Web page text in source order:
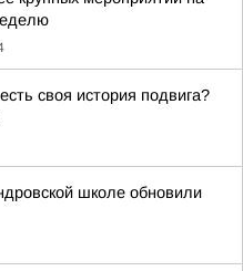
своя история подвига?
школе обновили